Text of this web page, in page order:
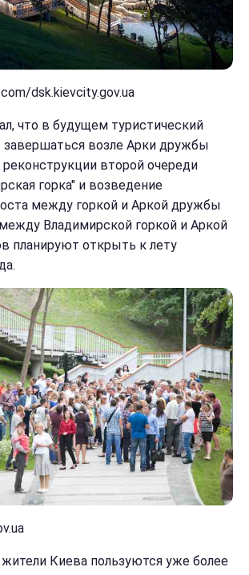
dsk.kievcity.gov.ua
что в будущем туристический
возле Арки дружбы
второй очереди
горка" и возведение
между горкой и Аркой дружбы
Владимирской горкой и Аркой
планируют открыть к лету
Киева пользуются уже более